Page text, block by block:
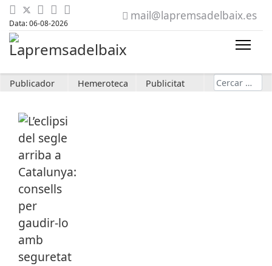
Data: 06-08-2026
mail@lapremsadelbaix.es
Publicador Hemeroteca Publicitat Cerca